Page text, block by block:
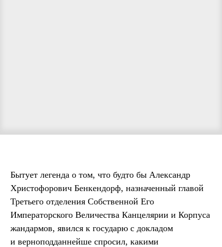
Бытует легенда о том, что будто бы Александр
Христофорович Бенкендорф, назначенный главой
Третьего отделения Собственной Его
Императорского Величества Канцелярии и Корпуса
жандармов, явился к государю с докладом
и верноподданнейше спросил, какими